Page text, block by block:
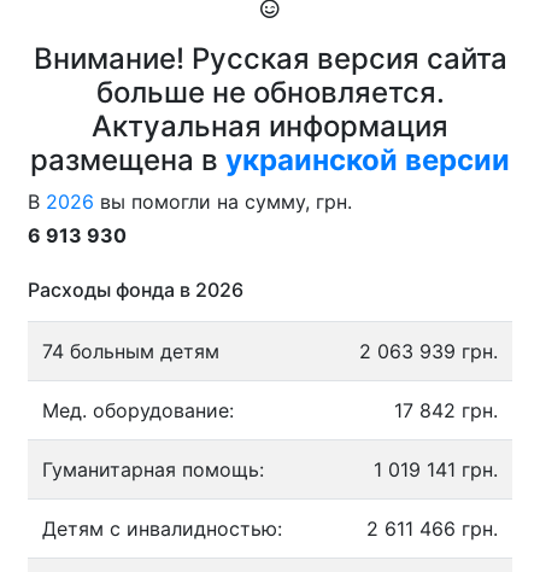
Внимание! Русская версия сайта
больше не обновляется.
Актуальная информация
размещена в украинской версии
В 2026 вы помогли на сумму, грн.
6 913 930
Расходы фонда в 2026
74 больным детям 2 063 939 грн.
Мед. оборудование: 17 842 грн.
Гуманитарная помощь: 1 019 141 грн.
Детям с инвалидностью: 2 611 466 грн.